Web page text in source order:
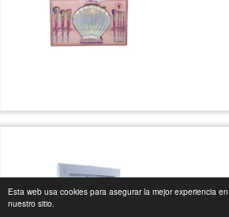
Esta web usa cookies para asegurar la mejor experiencia en
nuestro sitio.